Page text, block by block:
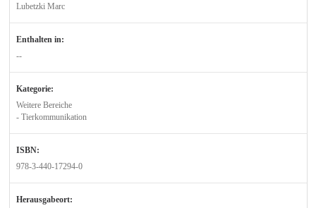
Lubetzki Marc
Enthalten in:
--
Kategorie:
Weitere Bereiche
- Tierkommunikation
ISBN:
978-3-440-17294-0
Herausgabeort: